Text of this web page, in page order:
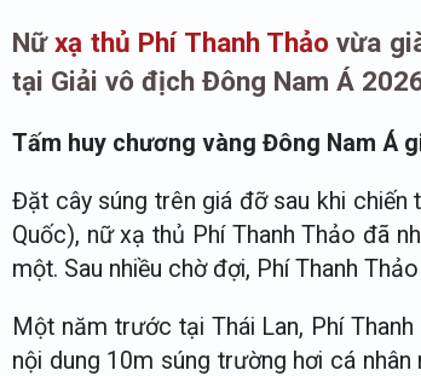
Nữxạ thủ Phí Thanh Thảovừa
tại Giải vô địch Đông Nam Á
Tấm huy chương vàng Đông Nam Á
Đặt cây súng trên giá đỡ sau khi
Quốc), nữ xạ thủ Phí Thanh Thảo đã
một. Sau nhiều chờ đợi, Phí Thanh
Một năm trước tại Thái Lan, Phí
nội dung 10m súng trường hơi cá